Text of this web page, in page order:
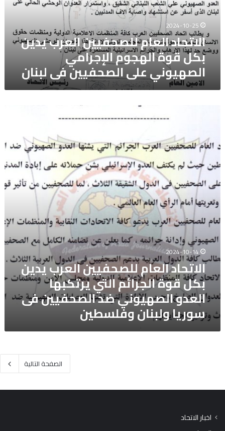
قوة
الهجوم
الإجرامي
الصهيوني
على
الصحفيين
2024-10-25
الاتحاد العام للصحفيين العرب يدين
بكل قوة الهجوم الإجرامي
الصهيوني على الصحفيين فى لبنان
العرب
يدين
بكل
قوة
الجرائم
يرتكبها
العدو
الصهيوني
ضد
الصحفيين
فى
سوريا
ولبنان
وفلسطين
2024-10-14
الاتحاد العام للصحفيين العرب يدين
بكل قوة الجرائم التي يرتكبها
العدو الصهيوني ضد الصحفيين فى
سوريا ولبنان وفلسطين
الصفحة التالية
اخبار الاتحاد